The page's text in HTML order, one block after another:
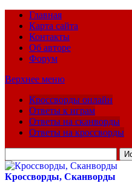
Главная
Карта сайта
Контакты
Об авторе
Форум
Верхнее меню
Кроссворды онлайн
Ответы к играм
Ответы на сканворды
Ответы на кроссворды
для:
Кроссворды, Сканворды